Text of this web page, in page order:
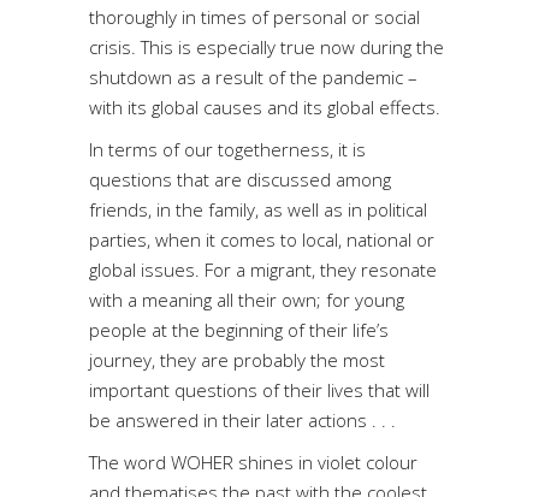
thoroughly in times of personal or social
crisis. This is especially true now during the
shutdown as a result of the pandemic –
with its global causes and its global effects.
In terms of our togetherness, it is
questions that are discussed among
friends, in the family, as well as in political
parties, when it comes to local, national or
global issues. For a migrant, they resonate
with a meaning all their own; for young
people at the beginning of their life’s
journey, they are probably the most
important questions of their lives that will
be answered in their later actions . . .
The word WOHER shines in violet colour
and thematises the past with the coolest